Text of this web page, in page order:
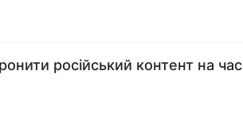
російський контент на час